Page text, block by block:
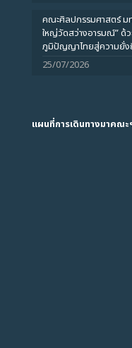
คณะศิลปกรรมศาสตร์
ใหญ่วัดสว่างอารมณ์” ด้
ภูมิปัญญาไทยสู่ความยั่ง
25/07/2026
แผนที่การเดินทางมาคณะ